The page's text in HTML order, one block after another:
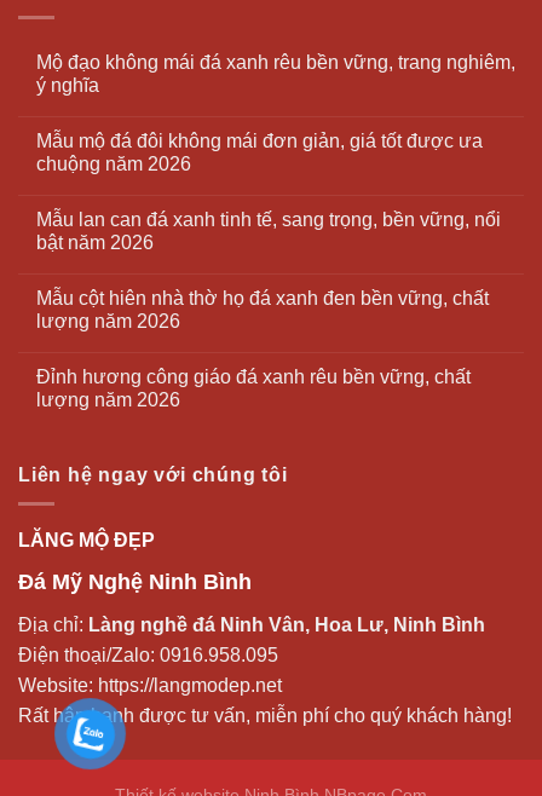
Mộ đạo không mái đá xanh rêu bền vững, trang nghiêm,
ý nghĩa
Mẫu mộ đá đôi không mái đơn giản, giá tốt được ưa
chuộng năm 2026
Mẫu lan can đá xanh tinh tế, sang trọng, bền vững, nổi
bật năm 2026
Mẫu cột hiên nhà thờ họ đá xanh đen bền vững, chất
lượng năm 2026
Đỉnh hương công giáo đá xanh rêu bền vững, chất
lượng năm 2026
Liên hệ ngay với chúng tôi
LĂNG MỘ ĐẸP
Đá Mỹ Nghệ Ninh Bình
Địa chỉ: Làng nghề đá Ninh Vân, Hoa Lư, Ninh Bình
Điện thoại/Zalo: 0916.958.095
Website: https://langmodep.net
Rất hân hạnh được tư vấn, miễn phí cho quý khách hàng!